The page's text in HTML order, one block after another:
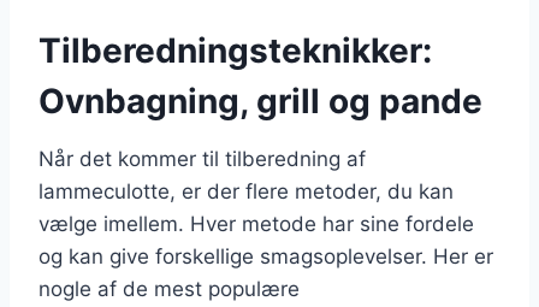
Tilberedningsteknikker:
Ovnbagning, grill og pande
Når det kommer til tilberedning af
lammeculotte, er der flere metoder, du kan
vælge imellem. Hver metode har sine fordele
og kan give forskellige smagsoplevelser. Her er
nogle af de mest populære